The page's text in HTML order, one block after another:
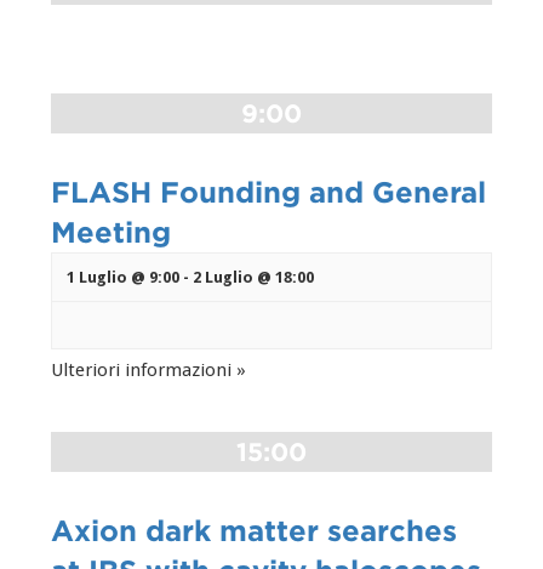
9:00
FLASH Founding and General
Meeting
1 Luglio @ 9:00 - 2 Luglio @ 18:00
Ulteriori informazioni »
15:00
Axion dark matter searches